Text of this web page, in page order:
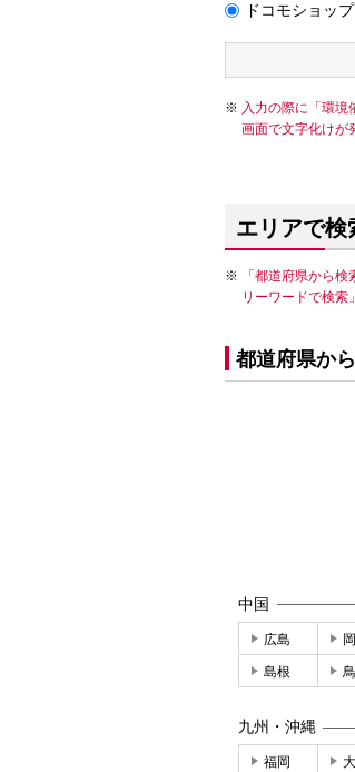
ドコモショップ
入力の際に「環境
画面で文字化けが
エリアで検
「都道府県から
リーワードで検索
都道府県か
中国
広島
島根
九州・沖縄
福岡